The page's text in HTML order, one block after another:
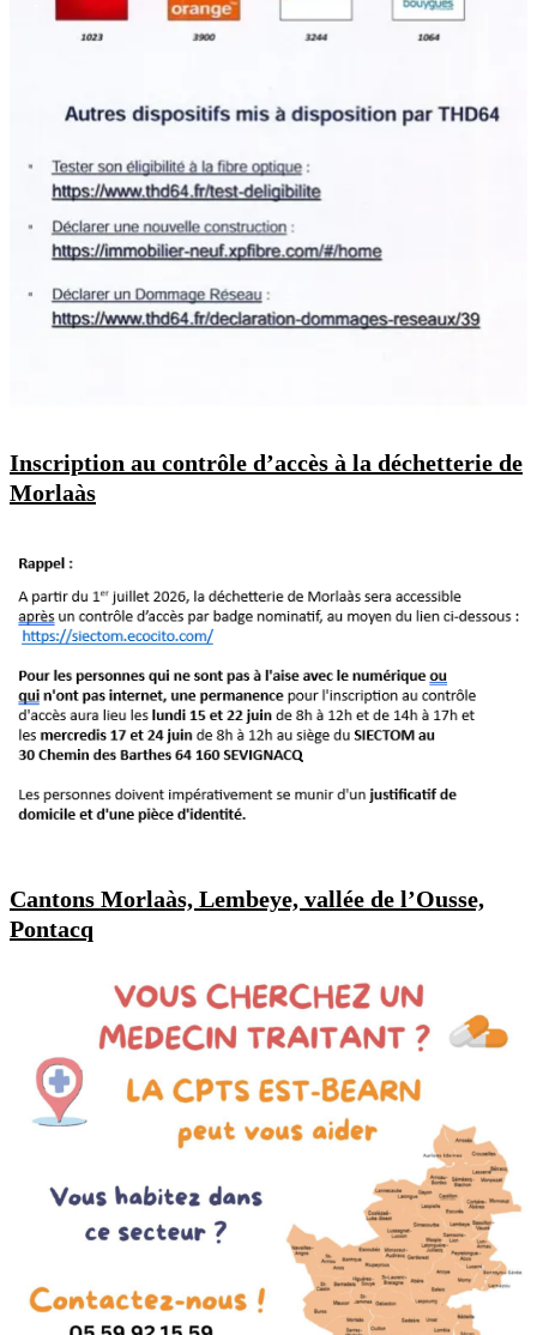
Inscription au contrôle d’accès à la déchetterie de
Morlaàs
Cantons Morlaàs, Lembeye, vallée de l’Ousse,
Pontacq